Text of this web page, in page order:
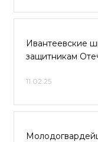
Ивантеевские
защитникам
11.02.25